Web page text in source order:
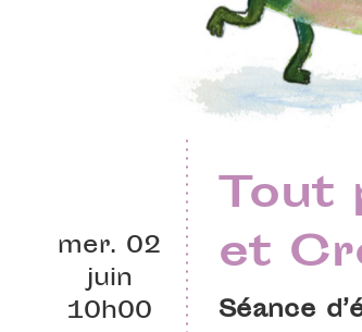
mer. 02
juin
10h00
Tout
et
Séance